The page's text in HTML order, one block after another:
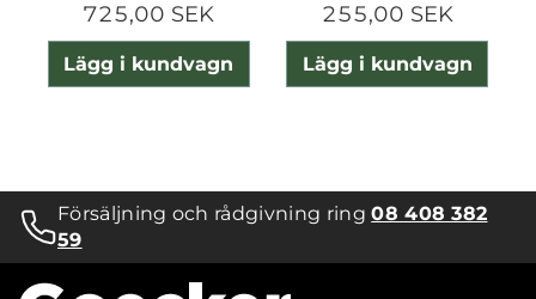
725,00 SEK
Lägg i kundvagn
255,00 SEK
Lägg i kundvagn
Försäljning och rådgivning ring08 408 382
59